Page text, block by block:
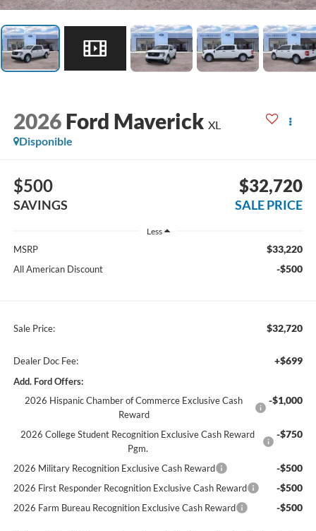
2026 Ford Maverick XL
Disponible
$500
SAVINGS
$32,720
SALE PRICE
Less
MSRP $33,220
All American Discount -$500
Sale Price: $32,720
Dealer Doc Fee: +$699
Add. Ford Offers:
2026 Hispanic Chamber of Commerce Exclusive Cash
Reward
-$1,000
2026 College Student Recognition Exclusive Cash Reward
Pgm.
-$750
2026 Military Recognition Exclusive Cash Reward -$500
2026 First Responder Recognition Exclusive Cash Reward -$500
2026 Farm Bureau Recognition Exclusive Cash Reward -$500